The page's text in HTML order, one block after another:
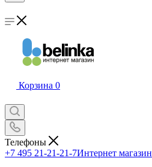
Корзина 0
Телефоны
+7 495 21-21-21-7Интернет магазин